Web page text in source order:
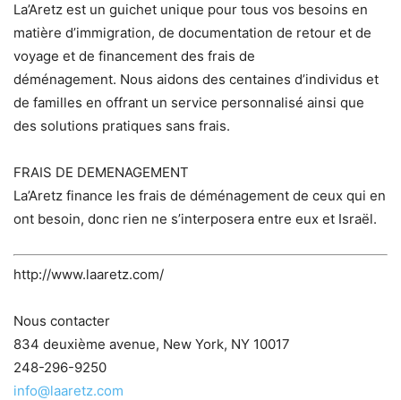
La’Aretz est un guichet unique pour tous vos besoins en
matière d’immigration, de documentation de retour et de
voyage et de financement des frais de
déménagement. Nous aidons des centaines d’individus et
de familles en offrant un service personnalisé ainsi que
des solutions pratiques sans frais.
FRAIS DE DEMENAGEMENT
La’Aretz finance les frais de déménagement de ceux qui en
ont besoin, donc rien ne s’interposera entre eux et Israël.
http://www.laaretz.com/
Nous contacter
834 deuxième avenue, New York, NY 10017
248-296-9250
info@laaretz.com